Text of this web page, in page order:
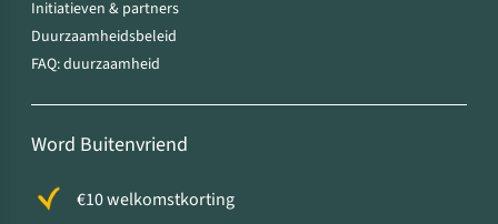
Initiatieven & partners
Duurzaamheidsbeleid
FAQ: duurzaamheid
Word Buitenvriend
€10 welkomstkorting